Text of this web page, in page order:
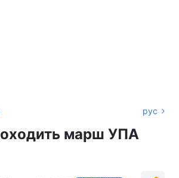
рус
марш УПА